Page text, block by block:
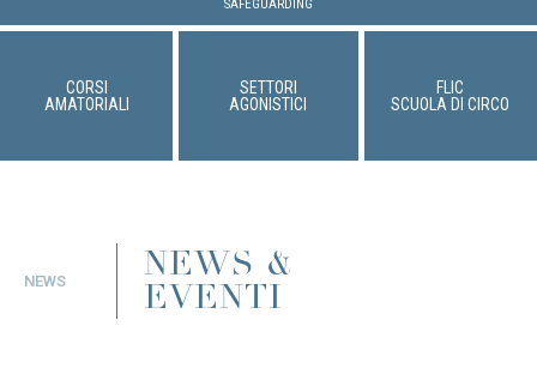
SAFEGUARDING
CORSI
AMATORIALI
SETTORI
AGONISTICI
FLIC
SCUOLA DI CIRCO
NEWS
NEWS &
EVENTI